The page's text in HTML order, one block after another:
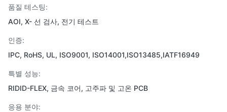
품질 테스팅:
AOI, X- 선 검사, 전기 테스트
인증:
IPC, RoHS, UL, ISO9001, ISO14001,ISO13485,IATF16949
특별 성능:
RIDID-FLEX, 금속 코어, 고주파 및 고온 PCB
응용 분야: